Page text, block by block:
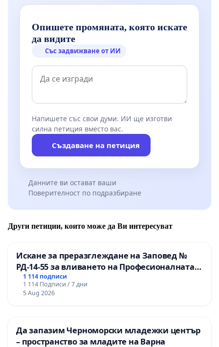
Опишете промяната, която искате
да видите
Със задвижване от ИИ
Напишете със свои думи. ИИ ще изготви
силна петиция вместо вас.
Създаване на петиция
Данните ви остават ваши
Поверителност по подразбиране
Други петиции, които може да Ви интересуват
Искане за преразглеждане на Заповед №
РД-14-55 за вливането на Професионалната
гимназия по промишлени технологии в
Професионалната гимназия по икономика и
мениджмънт – гр. Пазарджик
1 114 подписи
1 114 Подписи / 7 дни
5 Aug 2026
Да запазим Черноморски младежки център
– пространство за младите на Варна